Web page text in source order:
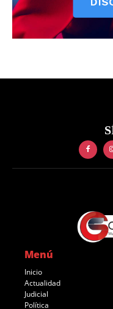
Menú
Inicio
Actualidad
Judicial
Política